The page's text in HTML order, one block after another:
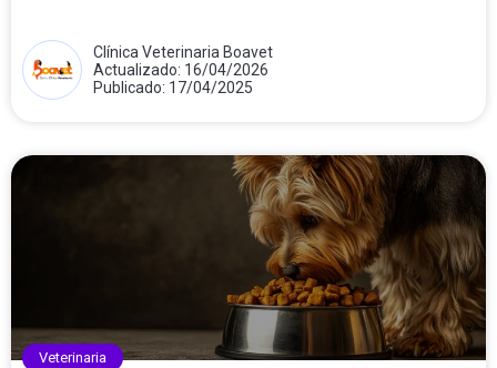
Clínica Veterinaria Boavet
Actualizado: 16/04/2026
Publicado: 17/04/2025
Veterinaria